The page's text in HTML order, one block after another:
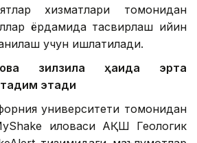
хизматлари томонидан
ёрдамида тасвирлаш қийин
учун ишлатилади.
зилзила ҳақида эрта
этади
университети томонидан
иловаси АҚШ Геологик